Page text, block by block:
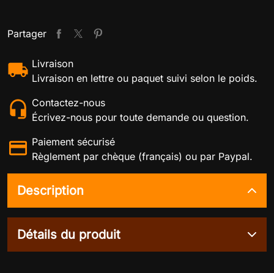
Partager
Livraison
Livraison en lettre ou paquet suivi selon le poids.
Contactez-nous
Écrivez-nous pour toute demande ou question.
Paiement sécurisé
Règlement par chèque (français) ou par Paypal.
Description
Détails du produit